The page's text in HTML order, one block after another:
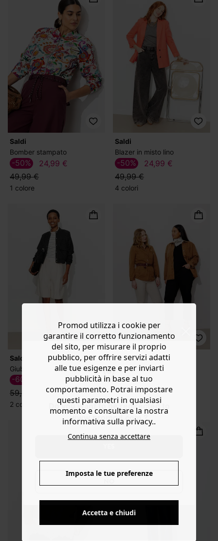
Do you want to be redirected to
www.promod.com ?
Saldi
Bomber stampato
24,99 €
49,99 €
-50%
1 colore
Saldi
Blazer in misto lino
24,99 €
49,99 €
-50%
4 colori
Saldi
Giubbotto bomber in pizzo
23,99 €
59,99 €
-60%
2 colori
Saldi
Overshirt in denim ALMA
13,79 €
45,99 €
-70%
4 colori
Promod utilizza i cookie per
garantire il corretto funzionamento
del sito, per misurare il proprio
pubblico, per offrire servizi adatti
alle tue esigenze e per inviarti
pubblicità in base al tuo
comportamento. Potrai impostare
questi parametri in qualsiasi
momento e consultare la nostra
informativa sulla privacy..
Continua senza accettare
Imposta le tue preferenze
Accetta e chiudi